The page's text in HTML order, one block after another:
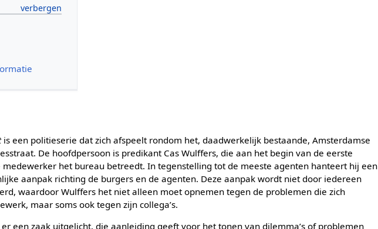
is een politieserie dat zich afspeelt rondom het, daadwerkelijk bestaande, Amsterdamse
De hoofdpersoon is predikant Cas Wulffers, die aan het begin van de eerste
het bureau betreedt. In tegenstelling tot de meeste agenten hanteert hij een
aanpak richting de burgers en de agenten. Deze aanpak wordt niet door iedereen
waardoor Wulffers het niet alleen moet opnemen tegen de problemen die zich
maar soms ook tegen zijn collega’s.
een zaak uitgelicht, die aanleiding geeft voor het tonen van dilemma’s of problemen